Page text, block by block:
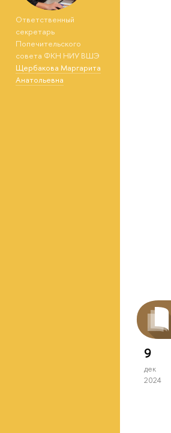
Ответственный
секретарь
Попечительского
совета ФКН НИУ ВШЭ
Щербакова Маргарита
Анатольевна
9
дек
2024